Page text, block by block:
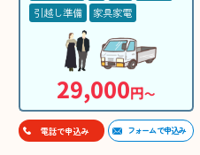
引越し準備
家具家電
29,000円〜
電話で申込み フォームで申込み